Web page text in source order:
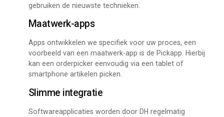
gebruiken de nieuwste technieken.
Maatwerk-apps
Apps ontwikkelen we specifiek voor uw proces, een
voorbeeld van een maatwerk-app is de Pickapp. Hierbij
kan een orderpicker eenvoudig via een tablet of
smartphone artikelen picken.
Slimme integratie
Softwareapplicaties worden door DH regelmatig